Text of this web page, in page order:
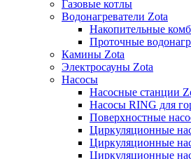
Газовые котлы
Водонагреватели Zota
Накопительные
Проточные
Камины Zota
Электросауны Zota
Насосы
Насосные станции
Насосы RING для
Поверхностные
Циркуляционные
Циркуляционные
Циркуляционные